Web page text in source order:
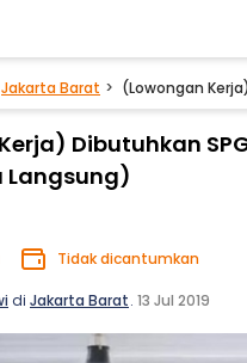
Jakarta Barat (Lowongan
Dibutuhkan
Langsung)
Tidak dicantumkan
di Jakarta Barat. 13 Jul 2019